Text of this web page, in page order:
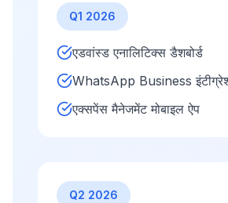
Q1 2026
एडवांस्ड एनालिटिक्स डैशबोर्ड
WhatsApp Business
एक्सपेंस मैनेजमेंट मोबाइल ऐप
Q2 2026